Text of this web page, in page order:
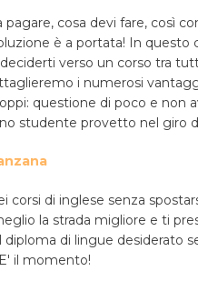
cosa devi fare, così
è a portata! In questo
verso un corso tra
i numerosi
questione di poco e non
studente provetto nel giro
di inglese senza
la strada migliore e ti
di lingue desiderato
il momento!